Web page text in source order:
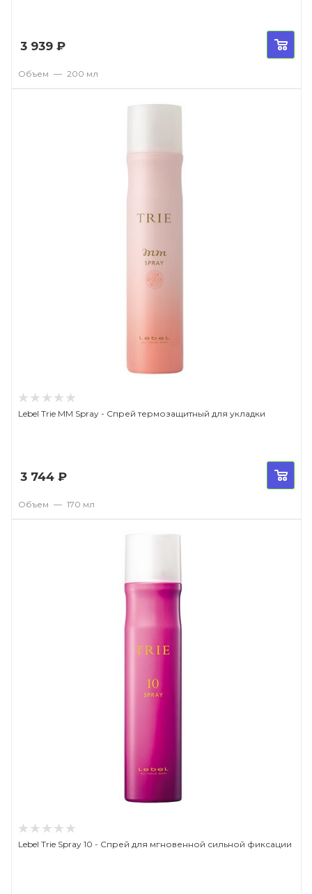
3 939 ₽
Объем — 200 мл
Lebel Trie MM Spray - Спрей термозащитный для укладки
3 744 ₽
Объем — 170 мл
Lebel Trie Spray 10 - Спрей для мгновенной сильной фиксации